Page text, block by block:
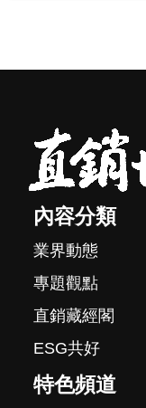
內容分類
業界動態
專題觀點
直銷藏經閣
ESG共好
特色頻道